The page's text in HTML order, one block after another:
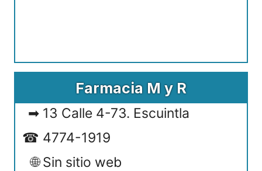
Farmacia M y R
13 Calle 4-73. Escuintla
4774-1919
Sin sitio web